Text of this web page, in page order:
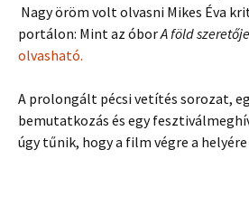
Nagy öröm volt olvasni Mikes Éva
portálon: Mint az óborA föld
olvasható.
A prolongált pécsi vetítés sorozat,
bemutatkozás és egy
úgy tűnik, hogy a film végre a